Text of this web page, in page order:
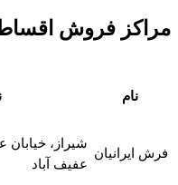
مراکز فروش
نام
فرش ایرانیان
شیراز، خیابان
عفیف آباد